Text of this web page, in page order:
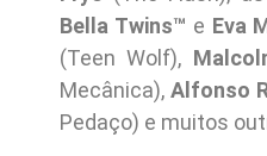
Bella Twins™ e Eva
(Teen Wolf),
Mecânica), Alfonso
Pedaço) e muitos